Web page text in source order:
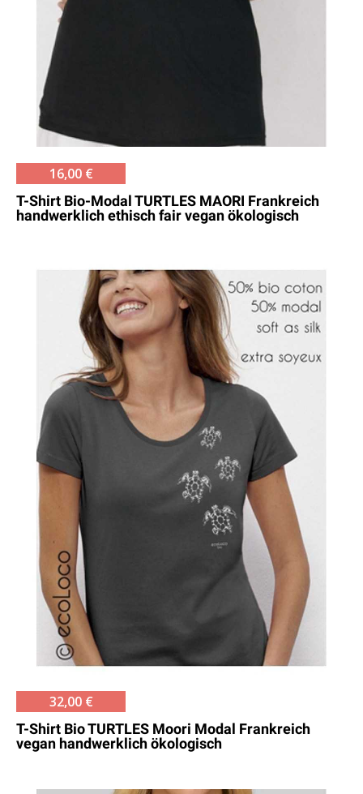
16,00 €
T-Shirt Bio-Modal TURTLES MAORI Frankreich
handwerklich ethisch fair vegan ökologisch
32,00 €
T-Shirt Bio TURTLES Moori Modal Frankreich
vegan handwerklich ökologisch